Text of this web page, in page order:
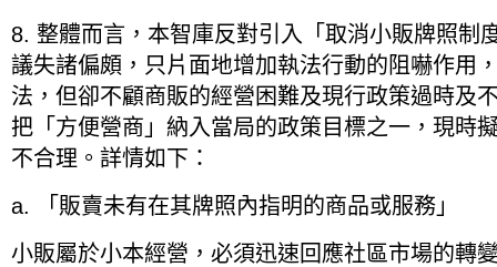
8. 整體而言，本智庫反對引入「取消小販牌照制
議失諸偏頗，只片面地增加執法行動的阻嚇作用
法，但卻不顧商販的經營困難及現行政策過時及
把「方便營商」納入當局的政策目標之一，現時
不合理。詳情如下：
a. 「販賣未有在其牌照內指明的商品或服務」
小販屬於小本經營，必須迅速回應社區市場的轉